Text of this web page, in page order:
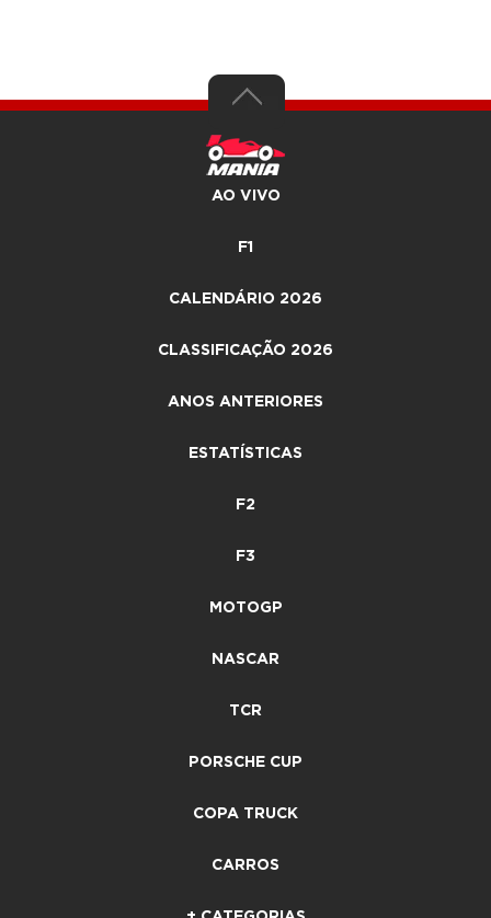
AO VIVO
F1
CALENDÁRIO 2026
CLASSIFICAÇÃO 2026
ANOS ANTERIORES
ESTATÍSTICAS
F2
F3
MOTOGP
NASCAR
TCR
PORSCHE CUP
COPA TRUCK
CARROS